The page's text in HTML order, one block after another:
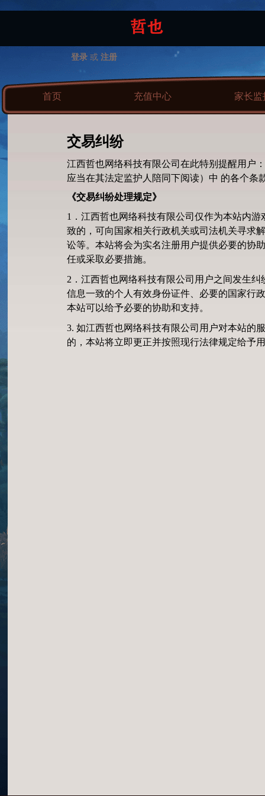
登录 或 注册
首页 充值中心 家长监
交易纠纷
江西哲也网络科技有限公司在此特别提醒用户
应当在其法定监护人陪同下阅读）中 的各个
《交易纠纷处理规定》
1．江西哲也网络科技有限公司仅作为本站内
致的，可向国家相关行政机关或司法机关寻求
讼等。本站将会为实名注册用户提供必要的协
任或采取必要措施。
2．江西哲也网络科技有限公司用户之间发生
信息一致的个人有效身份证件、必要的国家行
本站可以给予必要的协助和支持。
3. 如江西哲也网络科技有限公司用户对本站的
的，本站将立即更正并按照现行法律规定给予